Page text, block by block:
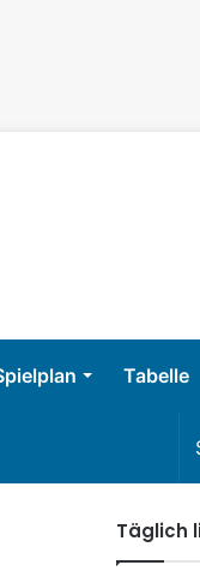
Tabelle
Täglich